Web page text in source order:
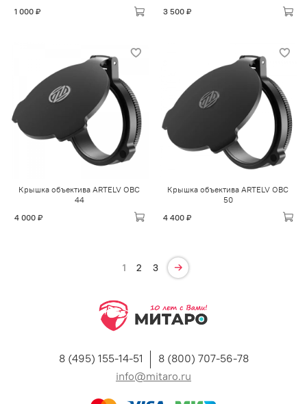
1 000 ₽
3 500 ₽
Крышка объектива ARTELV OBC
44
4 000 ₽
Крышка объектива ARTELV OBC
50
4 400 ₽
1 2 3
8 (495) 155-14-51
8 (800) 707-56-78
info@mitaro.ru